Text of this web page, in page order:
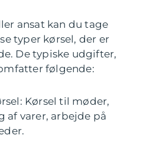
ansat kan du tage
typer kørsel, der er
De typiske udgifter,
følgende:
Kørsel til møder,
af varer, arbejde på